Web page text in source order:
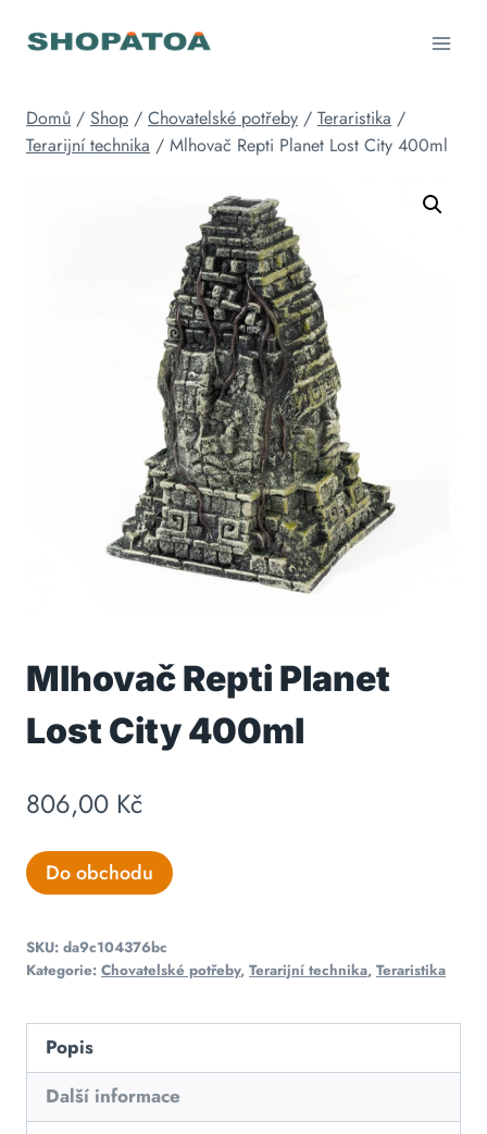
Domů / Shop / Chovatelské potřeby / Teraristika /
Terarijní technika / Mlhovač Repti Planet Lost City 400ml
Mlhovač Repti Planet
Lost City 400ml
806,00 Kč
Do obchodu
SKU: da9c104376bc
Kategorie: Chovatelské potřeby, Terarijní technika, Teraristika
Popis
Další informace